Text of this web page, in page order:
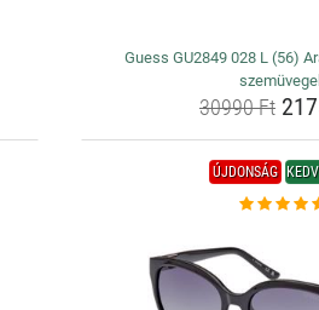
Guess GU2849 028 L (56)
30990 Ft
ÚJDONSÁG